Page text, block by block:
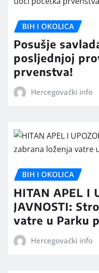
BIH I OKOLICA
Posušje
posljednjoj
prvenstva!
Hercegovački info
BIH I OKOLICA
HITAN APEL I
JAVNOSTI:
vatre u Parku
Hercegovački info